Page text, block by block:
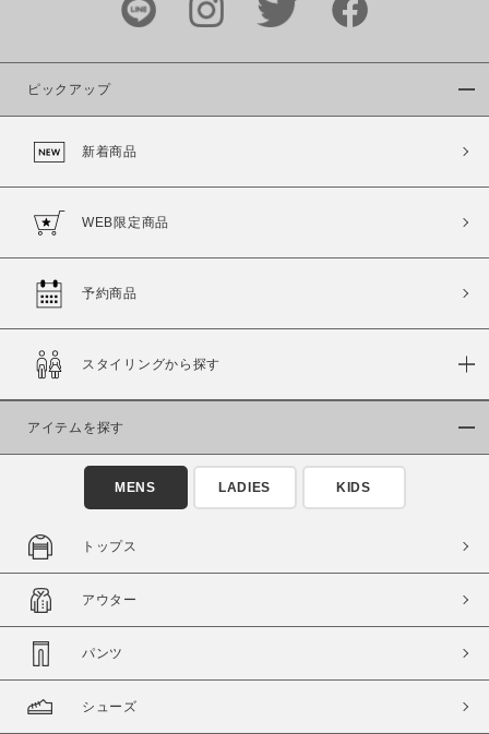
カラー
商品タイプ
通常商品
セール価格 WEB限定
在庫
在庫あり
ピックアップ
新着商品
WEB限定商品
予約商品
スタイリングから探す
アイテムを探す
MENS LADIES KIDS
トップス
アウター
パンツ
シューズ